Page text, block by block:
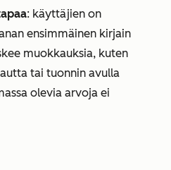
: käyttäjien on
ensimmäinen kirjain
muokkauksia, kuten
tai tuonnin avulla
olevia arvoja ei